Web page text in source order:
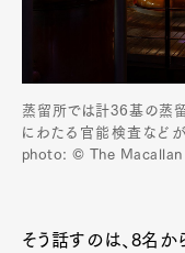
蒸留所では計36基の蒸
にわたる官能検査など
photo: © The Macallan
そう話すのは、8名か